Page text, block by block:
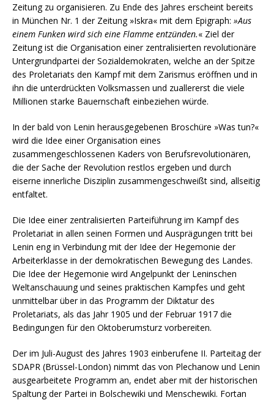
Zeitung zu organisieren. Zu Ende des Jahres erscheint bereits
in München Nr. 1 der Zeitung »Iskra« mit dem Epigraph: »Aus
einem Funken wird sich eine Flamme entzünden.« Ziel der
Zeitung ist die Organisation einer zentralisierten revolutionäre
Untergrundpartei der Sozialdemokraten, welche an der Spitze
des Proletariats den Kampf mit dem Zarismus eröffnen und in
ihn die unterdrückten Volksmassen und zuallererst die viele
Millionen starke Bauernschaft einbeziehen würde.
In der bald von Lenin herausgegebenen Broschüre »Was tun?«
wird die Idee einer Organisation eines
zusammengeschlossenen Kaders von Berufsrevolutionären,
die der Sache der Revolution restlos ergeben und durch
eiserne innerliche Disziplin zusammengeschweißt sind, allseitig
entfaltet.
Die Idee einer zentralisierten Parteiführung im Kampf des
Proletariat in allen seinen Formen und Ausprägungen tritt bei
Lenin eng in Verbindung mit der Idee der Hegemonie der
Arbeiterklasse in der demokratischen Bewegung des Landes.
Die Idee der Hegemonie wird Angelpunkt der Leninschen
Weltanschauung und seines praktischen Kampfes und geht
unmittelbar über in das Programm der Diktatur des
Proletariats, als das Jahr 1905 und der Februar 1917 die
Bedingungen für den Oktoberumsturz vorbereiten.
Der im Juli-August des Jahres 1903 einberufene II. Parteitag der
SDAPR (Brüssel-London) nimmt das von Plechanow und Lenin
ausgearbeitete Programm an, endet aber mit der historischen
Spaltung der Partei in Bolschewiki und Menschewiki. Fortan